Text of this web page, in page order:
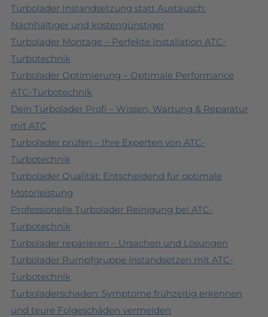
Turbolader Instandsetzung statt Austausch:
Nachhaltiger und kostengünstiger
Turbolader Montage – Perfekte Installation ATC-
Turbotechnik
Turbolader Optimierung – Optimale Performance
ATC-Turbotechnik
Dein Turbolader Profi – Wissen, Wartung & Reparatur
mit ATC
Turbolader prüfen – Ihre Experten von ATC-
Turbotechnik
Turbolader Qualität: Entscheidend für optimale
Motorleistung
Professionelle Turbolader Reinigung bei ATC-
Turbotechnik
Turbolader reparieren – Ursachen und Lösungen
Turbolader Rumpfgruppe instandsetzen mit ATC-
Turbotechnik
Turboladerschaden: Symptome frühzeitig erkennen
und teure Folgeschäden vermeiden